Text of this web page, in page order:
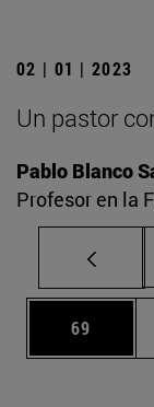
02 | 01 | 2023
Un pastor
Pablo Blanco
Profesor en la
Página
69